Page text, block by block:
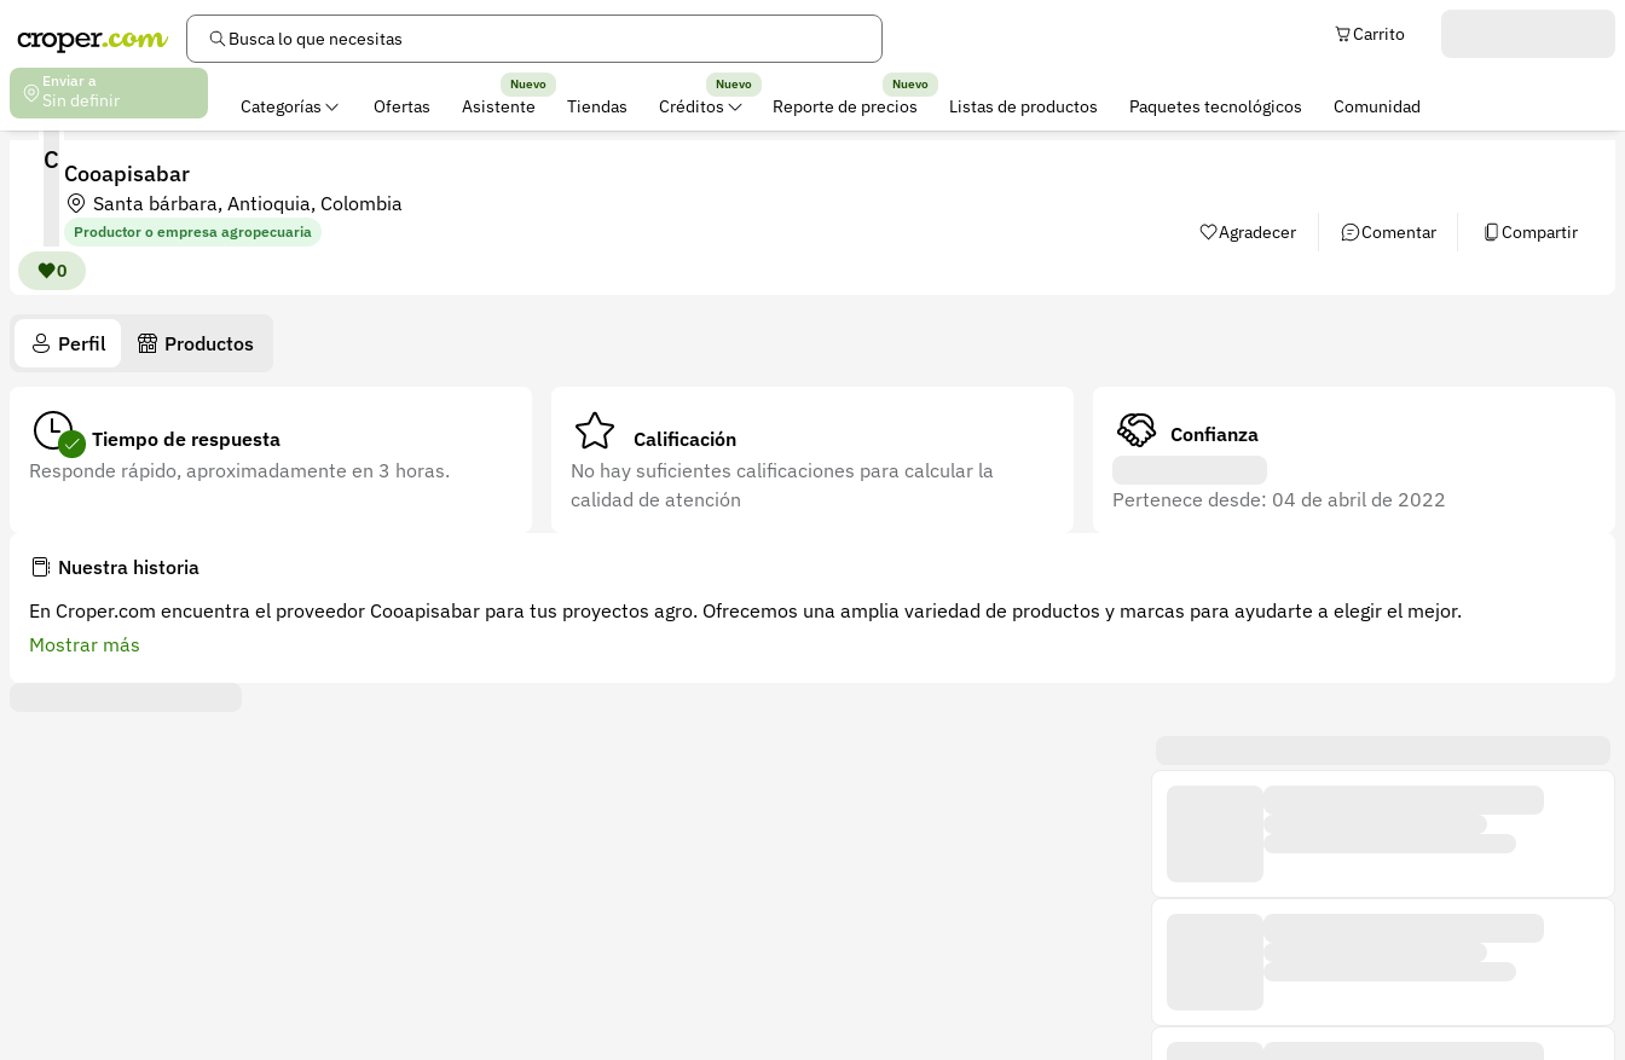
Busca lo que necesitas
Enviar a
Sin definir
Carrito
Categorías Ofertas Asistente
Nuevo
Tiendas Créditos
Nuevo
Reporte de precios
Nuevo
Listas de productos Paquetes tecnológicos Comunidad
C
0
Cooapisabar
Santa bárbara, Antioquia, Colombia
Productor o empresa agropecuaria Agradecer Comentar Compartir
Perfil Productos
Tiempo de respuesta
Responde rápido, aproximadamente en 3 horas.
Calificación
No hay suficientes calificaciones para calcular la
calidad de atención
Confianza
Pertenece desde: 04 de abril de 2022
Nuestra historia
En Croper.com encuentra el proveedor Cooapisabar para tus proyectos agro. Ofrecemos una amplia variedad de productos y marcas para ayudarte a elegir el mejor.
Mostrar más